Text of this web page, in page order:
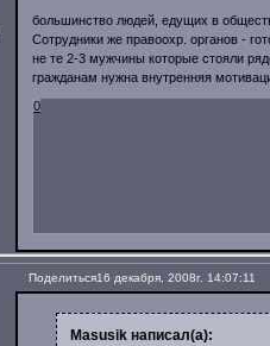
большинство людей, едущих в
Сотрудники же правоохр. органов -
не те 2-3 мужчины которые стояли
гражданам нужна внутренняя
0
Поделиться16 декабря, 2008г. 14:07:11
Masusik написал(а):